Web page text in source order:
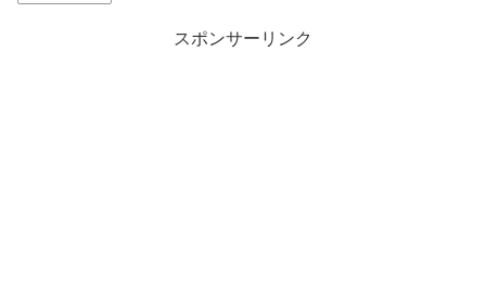
スポンサーリンク